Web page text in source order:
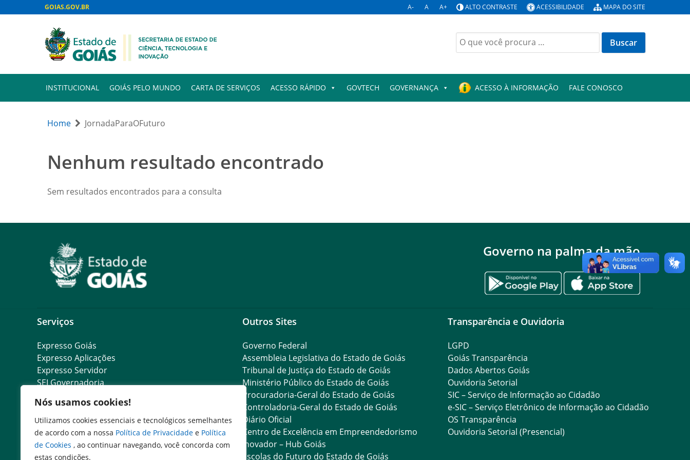
Nós usamos cookies!
Utilizamos cookies essenciais e tecnológicos semelhantes
de acordo com a nossa Política de Privacidade e Política
de Cookies , ao continuar navegando, você concorda com
estas condições.
GOIAS.GOV.BR A- A A+ ALTO CONTRASTE ACESSIBILIDADE MAPA DO SITE
Buscar
por:
INSTITUCIONAL GOIÁS PELO MUNDO CARTA DE SERVIÇOS ACESSO RÁPIDO GOVTECH GOVERNANÇA ACESSO À INFORMAÇÃO FALE CONOSCO
Home JornadaParaOFuturo
Nenhum resultado encontrado
Sem resultados encontrados para a consulta
Governo na palma da mão
Serviços
Expresso Goiás
Expresso Aplicações
Expresso Servidor
SEI Governadoria
Escola de Governo
Agenda de Autoridades
Portal do Colaborador
Outros Sites
Governo Federal
Assembleia Legislativa do Estado de Goiás
Tribunal de Justiça do Estado de Goiás
Ministério Público do Estado de Goiás
Procuradoria-Geral do Estado de Goiás
Controladoria-Geral do Estado de Goiás
Diário Oficial
Centro de Excelência em Empreendedorismo
Inovador – Hub Goiás
Escolas do Futuro do Estado de Goiás
Transparência e Ouvidoria
LGPD
Goiás Transparência
Dados Abertos Goiás
Ouvidoria Setorial
SIC – Serviço de Informação ao Cidadão
e-SIC – Serviço Eletrônico de Informação ao Cidadão
OS Transparência
Ouvidoria Setorial (Presencial)